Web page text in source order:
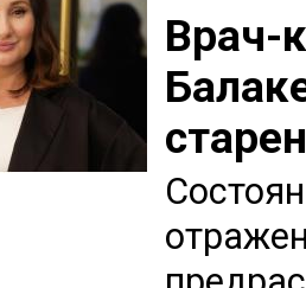
Врач-